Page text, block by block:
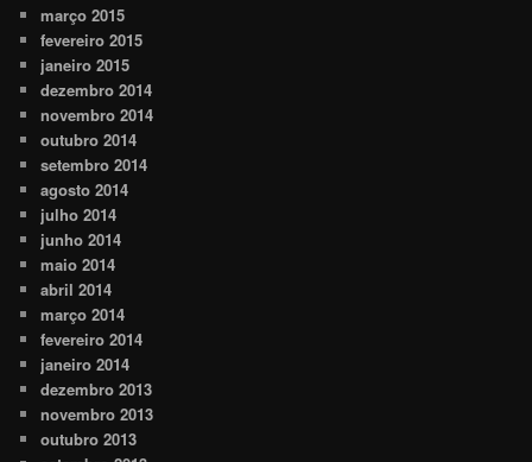
março 2015
fevereiro 2015
janeiro 2015
dezembro 2014
novembro 2014
outubro 2014
setembro 2014
agosto 2014
julho 2014
junho 2014
maio 2014
abril 2014
março 2014
fevereiro 2014
janeiro 2014
dezembro 2013
novembro 2013
outubro 2013